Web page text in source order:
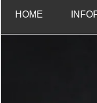
HOME